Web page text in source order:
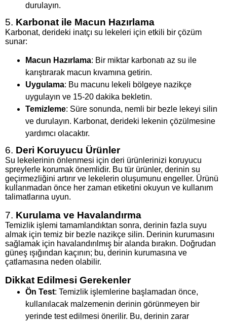
durulayın.
5. Karbonat ile Macun Hazırlama
Karbonat, derideki inatçı su lekeleri için etkili bir çözüm
sunar:
Macun Hazırlama: Bir miktar karbonatı az su ile
karıştırarak macun kıvamına getirin.
Uygulama: Bu macunu lekeli bölgeye nazikçe
uygulayın ve 15-20 dakika bekletin.
Temizleme: Süre sonunda, nemli bir bezle lekeyi silin
ve durulayın. Karbonat, derideki lekenin çözülmesine
yardımcı olacaktır.
6. Deri Koruyucu Ürünler
Su lekelerinin önlenmesi için deri ürünlerinizi koruyucu
spreylerle korumak önemlidir. Bu tür ürünler, derinin su
geçirmezliğini artırır ve lekelerin oluşumunu engeller. Ürünü
kullanmadan önce her zaman etiketini okuyun ve kullanım
talimatlarına uyun.
7. Kurulama ve Havalandırma
Temizlik işlemi tamamlandıktan sonra, derinin fazla suyu
almak için temiz bir bezle nazikçe silin. Derinin kurumasını
sağlamak için havalandırılmış bir alanda bırakın. Doğrudan
güneş ışığından kaçının; bu, derinin kurumasına ve
çatlamasına neden olabilir.
Dikkat Edilmesi Gerekenler
Ön Test: Temizlik işlemlerine başlamadan önce,
kullanılacak malzemenin derinin görünmeyen bir
yerinde test edilmesi önerilir. Bu, derinin zarar